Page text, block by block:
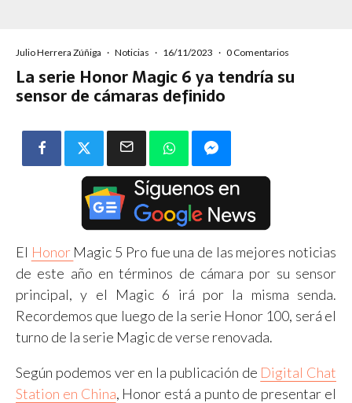
Julio Herrera Zúñiga · Noticias · 16/11/2023 · 0 Comentarios
La serie Honor Magic 6 ya tendría su
sensor de cámaras definido
El Honor Magic 5 Pro fue una de las mejores noticias
de este año en términos de cámara por su sensor
principal, y el Magic 6 irá por la misma senda.
Recordemos que luego de la serie Honor 100, será el
turno de la serie Magic de verse renovada.
Según podemos ver en la publicación de Digital Chat
Station en China, Honor está a punto de presentar el